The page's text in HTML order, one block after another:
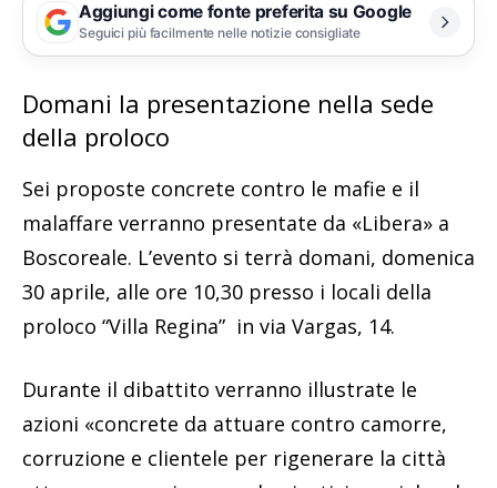
Aggiungi come fonte preferita su Google
Seguici più facilmente nelle notizie consigliate
Domani la presentazione nella sede
della proloco
Sei proposte concrete contro le mafie e il
malaffare verranno presentate da «Libera» a
Boscoreale. L’evento si terrà domani, domenica
30 aprile, alle ore 10,30 presso i locali della
proloco “Villa Regina” in via Vargas, 14.
Durante il dibattito verranno illustrate le
azioni «concrete da attuare contro camorre,
corruzione e clientele per rigenerare la città